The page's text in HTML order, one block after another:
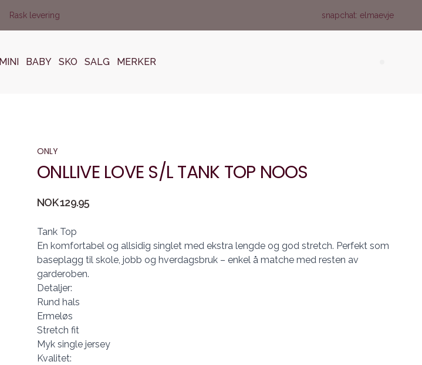
Rask levering snapchat: elmaevje
MINI BABY SKO SALG MERKER
ONLY
ONLLIVE LOVE S/L TANK TOP NOOS
Produktdetaljer
NOK 129.95
Description
Tank Top
En komfortabel og allsidig singlet med ekstra lengde og god stretch. Perfekt som
baseplagg til skole, jobb og hverdagsbruk – enkel å matche med resten av
garderoben.
Detaljer:
Rund hals
Ermeløs
Stretch fit
Myk single jersey
Kvalitet: